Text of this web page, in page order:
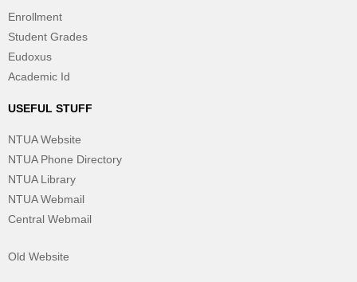
Enrollment
Student Grades
Eudoxus
Academic Id
USEFUL STUFF
NTUA Website
NTUA Phone Directory
NTUA Library
NTUA Webmail
Central Webmail
Old Website